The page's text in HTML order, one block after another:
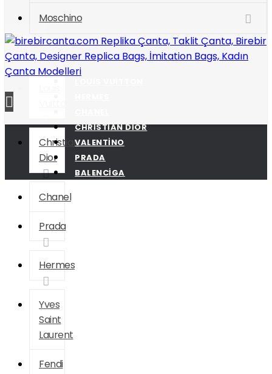
Moschino
birebircanta.com Replika Çanta, Taklit Çanta, Birebir
Çanta, Designer Replica Bags, İmitation Bags, Kadın
Çanta Modelleri
ÜRÜN
KATEGORILERI
Christian
Dior
Chanel
Prada
Hermes
Yves
Saint
Laurent
Fendi
CHRISTIAN DIOR
VALENTINO
PRADA
BALENCIGA